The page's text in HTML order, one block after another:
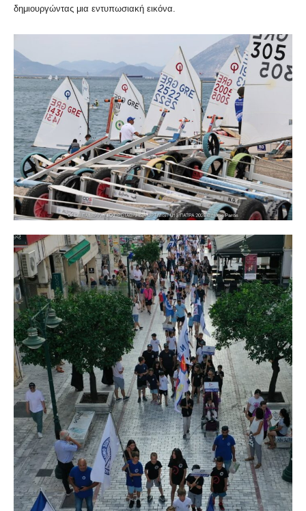
δημιουργώντας μια εντυπωσιακή εικόνα.